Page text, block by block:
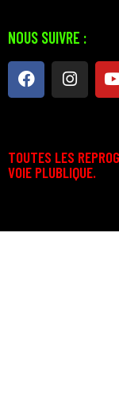
NOUS SUIVRE :
TOUTES LES
VOIE PLUBLIQUE.